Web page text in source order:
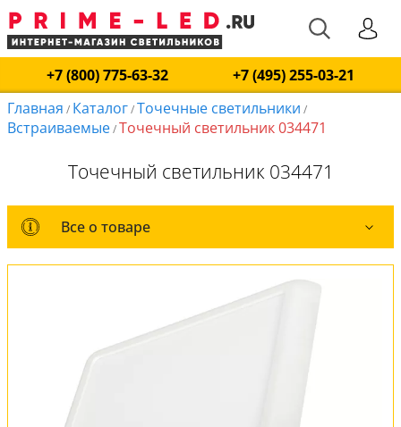
+7 (800) 775-63-32
+7 (495) 255-03-21
Главная / Каталог/Точечные светильники /
Встраиваемые/Точечный светильник 034471
Точечный светильник 034471
Все о товаре
Все о товаре
Комплект лампочек
Вся коллекция
Оплата и доставка